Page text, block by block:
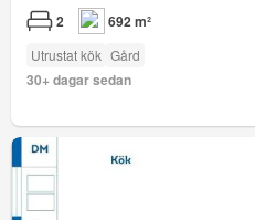
2 692 m²
Utrustat kök Gård
30+ dagar sedan